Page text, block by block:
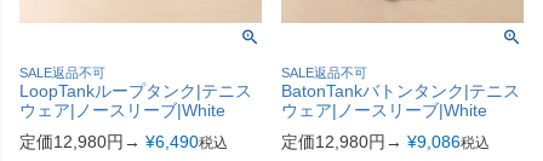
SALE返品不可
LoopTankループタンク|テニス
ウェア|ノースリーブ|White
定価12,980円→ ¥6,490税込
SALE返品不可
BatonTankバトンタンク|テニス
ウェア|ノースリーブ|White
定価12,980円→ ¥9,086税込